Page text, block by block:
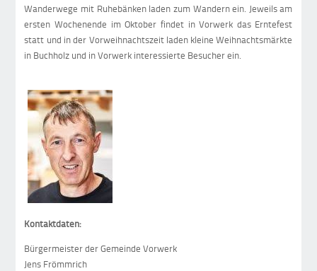
Wanderwege mit Ruhebänken laden zum Wandern ein. Jeweils am
ersten Wochenende im Oktober findet in Vorwerk das Erntefest
statt und in der Vorweihnachtszeit laden kleine Weihnachtsmärkte
in Buchholz und in Vorwerk interessierte Besucher ein.
Kontaktdaten:
Bürgermeister der Gemeinde Vorwerk
Jens Frömmrich